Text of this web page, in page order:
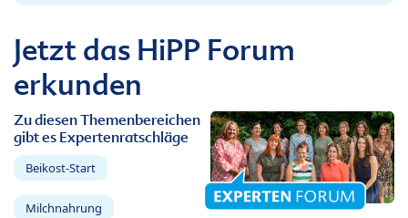
Jetzt das HiPP Forum
erkunden
Zu diesen Themenbereichen
gibt es Expertenratschläge
Beikost-Start
Milchnahrung